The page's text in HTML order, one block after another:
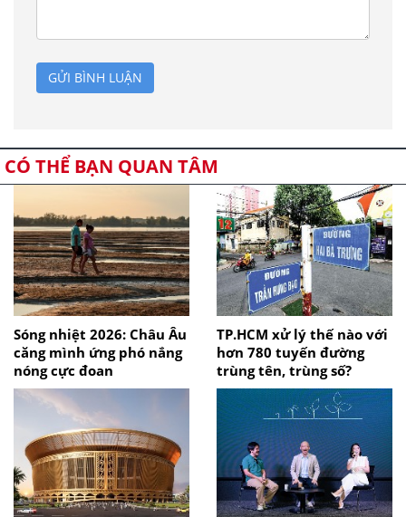
GỬI BÌNH LUẬN
CÓ THỂ BẠN QUAN TÂM
Sóng nhiệt 2026: Châu Âu
căng mình ứng phó nắng
nóng cực đoan
TP.HCM xử lý thế nào với
hơn 780 tuyến đường
trùng tên, trùng số?